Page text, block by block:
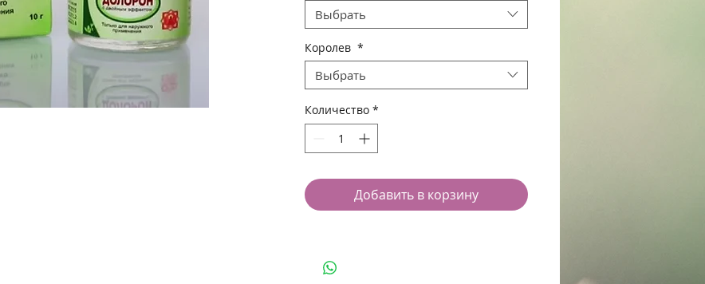
действием. Бальзам "Долорон"
снимает суставные и мышечные
боли, устраняют отек и воспаление,
хрящевой ткани суставов. Это
эффективное обезболивающее
Выбрать
Королев *
Выбрать
Количество *
Добавить в корзину